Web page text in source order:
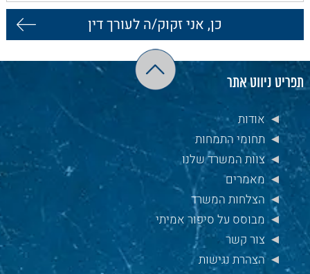
תפריט ניווט אתר
אודות
תחומי התמחות
צוות המשרד שלנו
מאמרים
הצלחות המשרד
מבוסס על סיפור אמיתי
צור קשר
הצהרת נגישות